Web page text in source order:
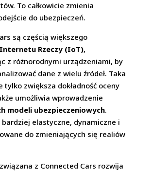
To całkowicie zmienia
do ubezpieczeń.
są częścią większego
Internetu Rzeczy (IoT),
z różnorodnymi urządzeniami, by
dane z wielu źródeł. Taka
tylko zwiększa dokładność oceny
umożliwia wprowadzenie
modeli ubezpieczeniowych.
elastyczne, dynamiczne i
do zmieniających się realiów
z Connected Cars rozwija